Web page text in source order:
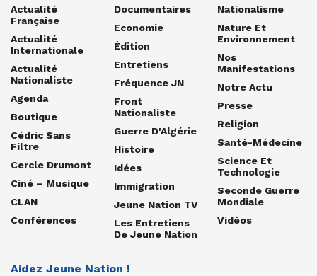
Actualité
Française
Actualité
Internationale
Actualité
Nationaliste
Agenda
Boutique
Cédric Sans
Filtre
Cercle Drumont
Ciné – Musique
CLAN
Conférences
Documentaires
Economie
Édition
Entretiens
Fréquence JN
Front
Nationaliste
Guerre D'Algérie
Histoire
Idées
Immigration
Jeune Nation TV
Les Entretiens
De Jeune Nation
Nationalisme
Nature Et
Environnement
Nos
Manifestations
Notre Actu
Presse
Religion
Santé-Médecine
Science Et
Technologie
Seconde Guerre
Mondiale
Vidéos
Aidez Jeune Nation !